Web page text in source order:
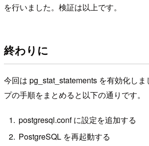
を行いました。検証は以上です。
終わりに
今回は pg_stat_statements を有効化し
プの手順をまとめると以下の通りです。
postgresql.conf に設定を追加する
PostgreSQL を再起動する